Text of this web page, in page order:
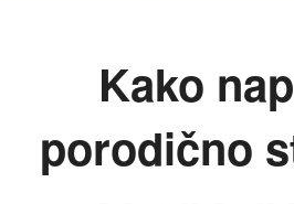
Kako
porodično